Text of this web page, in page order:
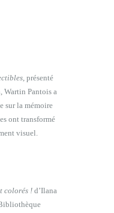
, présenté
Pantois a
sur la mémoire
ont transformé
visuel.
colorés !d’Ilana